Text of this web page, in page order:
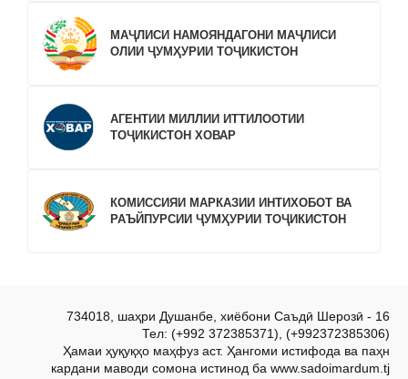
МАҶЛИСИ НАМОЯНДАГОНИ МАҶЛИСИ
ОЛИИ ҶУМҲУРИИ ТОҶИКИСТОН
АГЕНТИИ МИЛЛИИ ИТТИЛООТИИ
ТОҶИКИСТОН ХОВАР
КОМИССИЯИ МАРКАЗИИ ИНТИХОБОТ ВА
РАЪЙПУРСИИ ҶУМҲУРИИ ТОҶИКИСТОН
734018, шаҳри Душанбе, хиёбони Саъдӣ Шерозӣ - 16
Тел: (+992 372385371), (+992372385306)
Ҳамаи ҳуқуқҳо маҳфуз аст. Ҳангоми истифода ва паҳн
кардани маводи сомона истинод ба www.sadoimardum.tj